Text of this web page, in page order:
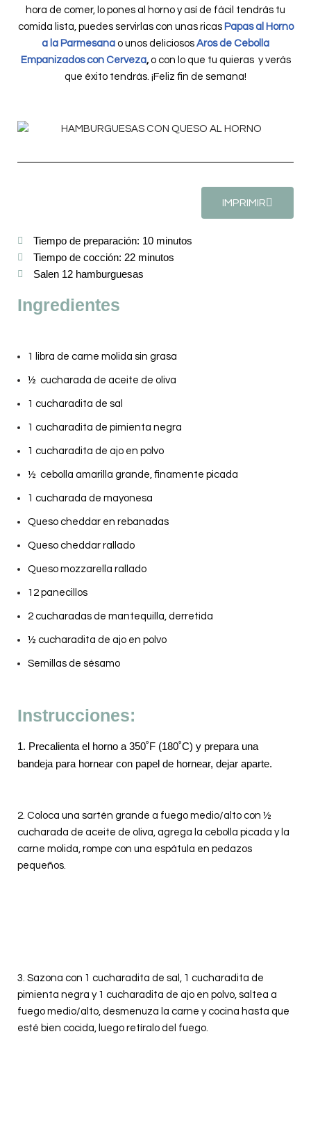
hora de comer, lo pones al horno y así de fácil tendrás tu
comida lista, puedes servirlas con unas ricas Papas al Horno
a la Parmesana o unos deliciosos Aros de Cebolla
Empanizados con Cerveza,o con lo que tu quieras y verás
que éxito tendrás. ¡Feliz fin de semana!
IMPRIMIR
Tiempo de preparación: 10 minutos
Tiempo de cocción: 22 minutos
Salen 12 hamburguesas
Ingredientes
1 libra de carne molida sin grasa
½ cucharada de aceite de oliva
1 cucharadita de sal
1 cucharadita de pimienta negra
1 cucharadita de ajo en polvo
½ cebolla amarilla grande, finamente picada
1 cucharada de mayonesa
Queso cheddar en rebanadas
Queso cheddar rallado
Queso mozzarella rallado
12 panecillos
2 cucharadas de mantequilla, derretida
½ cucharadita de ajo en polvo
Semillas de sésamo
Instrucciones:
1. Precalienta el horno a 350˚F (180˚C) y prepara una
bandeja para hornear con papel de hornear, dejar aparte.
2. Coloca una sartén grande a fuego medio/alto con ½
cucharada de aceite de oliva, agrega la cebolla picada y la
carne molida, rompe con una espátula en pedazos
pequeños.
3. Sazona con 1 cucharadita de sal, 1 cucharadita de
pimienta negra y 1 cucharadita de ajo en polvo, saltea a
fuego medio/alto, desmenuza la carne y cocina hasta que
esté bien cocida, luego retíralo del fuego.